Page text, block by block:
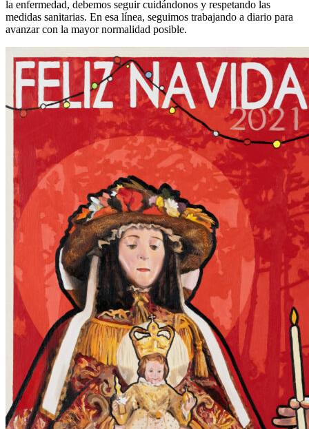
la enfermedad, debemos seguir cuidándonos y respetando las
medidas sanitarias. En esa línea, seguimos trabajando a diario para
avanzar con la mayor normalidad posible.